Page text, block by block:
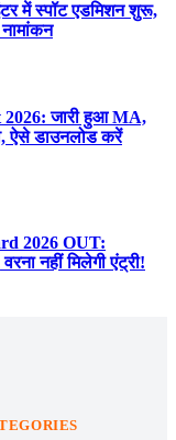
में स्पॉट एडमिशन शुरू,
जारी हुआ MA,
ऐसे डाउनलोड करें
2026 OUT:
नहीं मिलेगी एंट्री!